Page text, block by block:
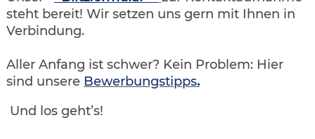
steht bereit! Wir setzen uns gern mit Ihnen in
Verbindung.
Aller Anfang ist schwer? Kein Problem: Hier
sind unsere Bewerbungstipps.
Und los geht’s!